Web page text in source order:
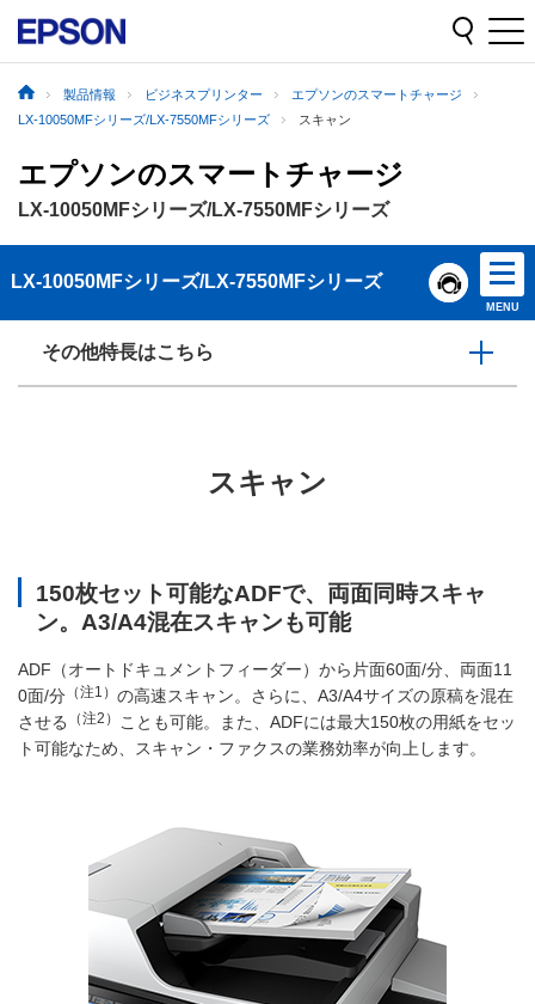
製品情報 ビジネスプリンター
エプソンのスマートチャージ
LX-10050MFシリーズ/LX-7550MFシリーズ
スキャン
エプソンのスマートチャージ
LX-10050MFシリーズ/LX-7550MFシリーズ
LX-10050MFシリーズ/LX-7550MFシリーズ
MENU
その他特長はこちら
スキャン
150枚セット可能なADFで、両面同時スキャ
ン。A3/A4混在スキャンも可能
ADF（オートドキュメントフィーダー）から片面60面/分、両面11
0面/分 （注1） の高速スキャン。さらに、A3/A4サイズの原稿を混在
させる
（注2）
ことも可能。また、ADFには最大150枚の用紙をセッ
ト可能なため、スキャン・ファクスの業務効率が向上します。